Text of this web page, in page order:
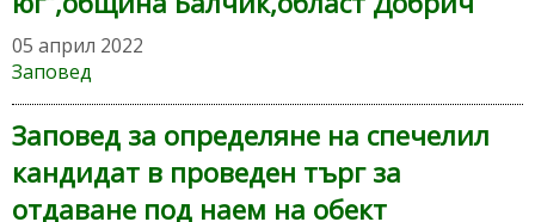
05 април 2022
Заповед
Заповед за определяне на спечелил
кандидат в проведен търг за
отдаване под наем на обект